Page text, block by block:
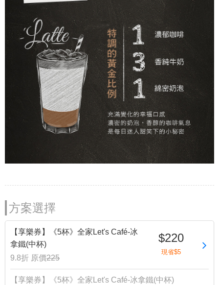
方案選擇
【享樂券】《5杯》全家Let's Café-冰
拿鐵(中杯)
9.8折 原價225
$220
現省$5
【享樂券】《5杯》全家Let's Café-冰拿鐵(中杯)